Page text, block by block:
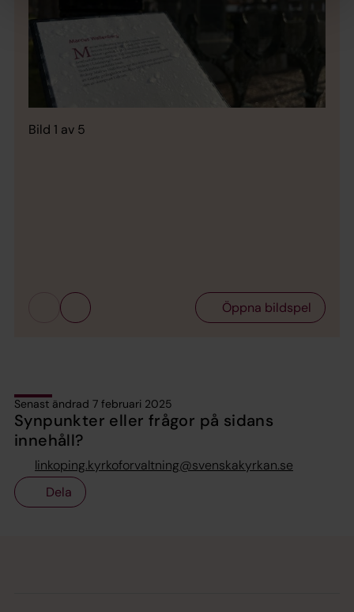
Bild 1 av 5
Öppna bildspel
Senast ändrad 7 februari 2025
Synpunkter eller frågor på sidans
innehåll?
linkoping.kyrkoforvaltning@svenskakyrkan.se
Dela